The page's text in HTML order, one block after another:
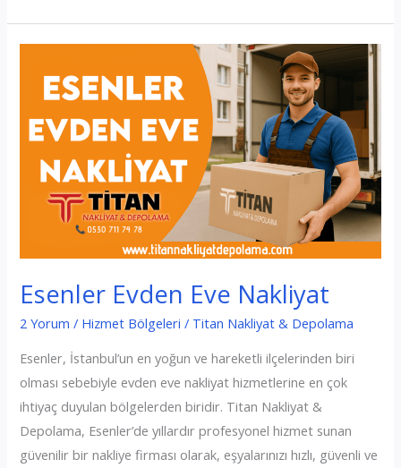
Eve
Esenler Evden Eve Nakliyat
2 Yorum / Hizmet Bölgeleri / Titan Nakliyat & Depolama
Esenler, İstanbul’un en yoğun ve hareketli ilçelerinden biri
olması sebebiyle evden eve nakliyat hizmetlerine en çok
ihtiyaç duyulan bölgelerden biridir. Titan Nakliyat &
Depolama, Esenler’de yıllardır profesyonel hizmet sunan
güvenilir bir nakliye firması olarak, eşyalarınızı hızlı, güvenli ve